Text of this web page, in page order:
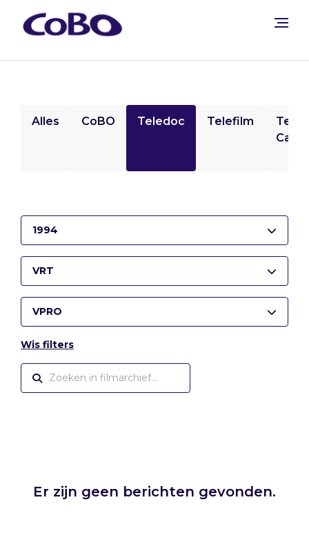
Alles CoBO Teledoc Telefilm
1994
VRT
VPRO
Wis filters
Er zijn geen berichten gevonden.